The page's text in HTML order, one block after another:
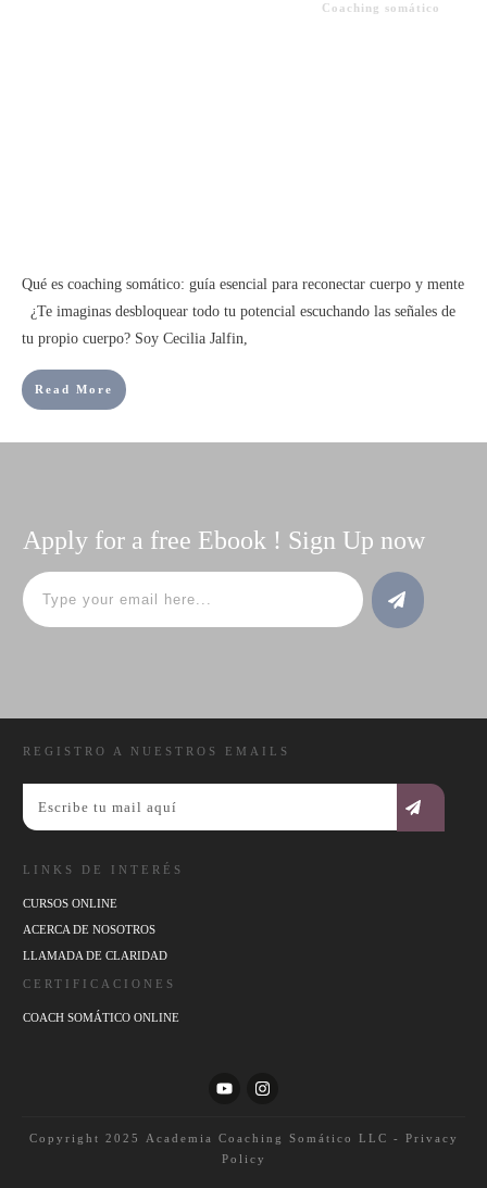
Coaching somático
Qué es coaching somático: guía esencial para reconectar cuerpo y mente
¿Te imaginas desbloquear todo tu potencial escuchando las señales de
tu propio cuerpo? Soy Cecilia Jalfin,
Read More
Apply for a free Ebook ! Sign Up now
CERTIFICACIONES
COACH SOMÁTICO ONLINE
LINKS DE INTERÉS
CURSOS ONLINE
ACERCA DE NOSOTROS
LLAMADA DE CLARIDAD
REGISTRO A NUESTROS EMAILS
Copyright 2025 Academia Coaching Somático LLC - Privacy
Policy